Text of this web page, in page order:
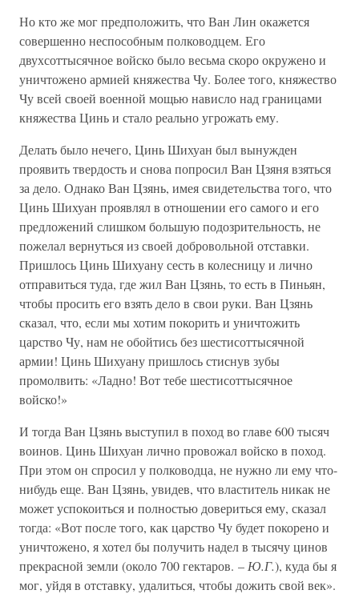
Но кто же мог предположить, что Ван Лин окажется
совершенно неспособным полководцем. Его
двухсоттысячное войско было весьма скоро окружено и
уничтожено армией княжества Чу. Более того, княжество
Чу всей своей военной мощью нависло над границами
княжества Цинь и стало реально угрожать ему.
Делать было нечего, Цинь Шихуан был вынужден
проявить твердость и снова попросил Ван Цзяня взяться
за дело. Однако Ван Цзянь, имея свидетельства того, что
Цинь Шихуан проявлял в отношении его самого и его
предложений слишком большую подозрительность, не
пожелал вернуться из своей добровольной отставки.
Пришлось Цинь Шихуану сесть в колесницу и лично
отправиться туда, где жил Ван Цзянь, то есть в Пиньян,
чтобы просить его взять дело в свои руки. Ван Цзянь
сказал, что, если мы хотим покорить и уничтожить
царство Чу, нам не обойтись без шестисоттысячной
армии! Цинь Шихуану пришлось стиснув зубы
промолвить: «Ладно! Вот тебе шестисоттысячное
войско!»
И тогда Ван Цзянь выступил в поход во главе 600 тысяч
воинов. Цинь Шихуан лично провожал войско в поход.
При этом он спросил у полководца, не нужно ли ему что-
нибудь еще. Ван Цзянь, увидев, что властитель никак не
может успокоиться и полностью довериться ему, сказал
тогда: «Вот после того, как царство Чу будет покорено и
уничтожено, я хотел бы получить надел в тысячу цинов
прекрасной земли (около 700 гектаров. – Ю.Г.), куда бы я
мог, уйдя в отставку, удалиться, чтобы дожить свой век».